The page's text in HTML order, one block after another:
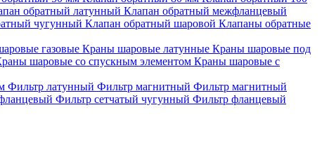
обратный латунный Клапан обратный межфланцевый
чугунный Клапан обратный шаровой Клапаны обратные
газовые Краны шаровые латунные Краны шаровые под
шаровые со спускным элементом Краны шаровые с
Фильтр латунный Фильтр магнитный Фильтр магнитный
Фильтр сетчатый чугунный Фильтр фланцевый